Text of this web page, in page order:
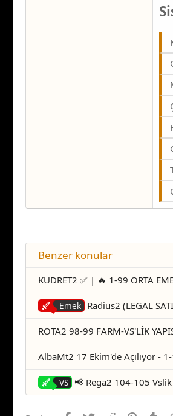
Benzer konular
KUDRET2 ✅ | 🔥 1-99 ORTA
Emek Radius2 (LEGAL
ROTA2 98-99 FARM-VS'LİK
AlbaMt2 17 Ekim'de Açılıyor -
VS 📢 Rega2 104-105